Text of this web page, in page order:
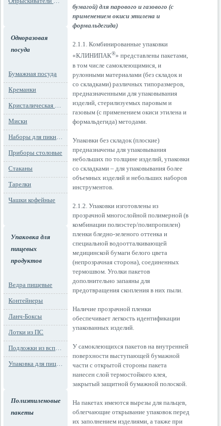
Одноразовая
посуда
Бумажная посуда
Креманки
Кристалическая посуда
Миски
Наборы для пикника
Приборы столовые
Стаканы
Тарелки
Чашки кофейные
Упаковка для
пищевых
продуктов
Ведра пищевые
Контейнеры
Ланч-Боксы
Лотки из ПС
Подложки из вспененного ПС
Упаковка для пиццы
Полиэтиленовые
пакеты
бумагой) для парового и газового (с
применением окиси этилена и
формальдегида)
2.1.1. Комбинированные упаковки
«КЛИНИПАК®» представлены пакетами,
в том числе самоклеющимися, и
рулонными материалами (без складок и
со складками) различных типоразмеров,
предназначенными для упаковывания
изделий, стерилизуемых паровым и
газовым (с применением окиси этилена и
формальдегида) методами.
Упаковки без складок (плоские)
предназначены для упаковывания
небольших по толщине изделий, упаковки
со складками – для упаковывания более
объемных изделий и небольших наборов
инструментов.
2.1.2. Упаковки изготовлены из
прозрачной многослойной полимерной (в
комбинации полиэстер/полипропилен)
пленки бледно-зеленого оттенка и
специальной водоотталкивающей
медицинской бумаги белого цвета
(непрозрачная сторона), соединенных
термошвом. Уголки пакетов
дополнительно запаяны для
предотвращения скопления в них пыли.
Наличие прозрачной пленки
обеспечивает легкость идентификации
упакованных изделий.
У самоклеющихся пакетов на внутренней
поверхности выступающей бумажной
части с открытой стороны пакета
нанесен слой термостойкого клея,
закрытый защитной бумажной полоской.
На пакетах имеются вырезы для пальцев,
облегчающие открывание упаковок перед
их заполнением изделиями, а также при